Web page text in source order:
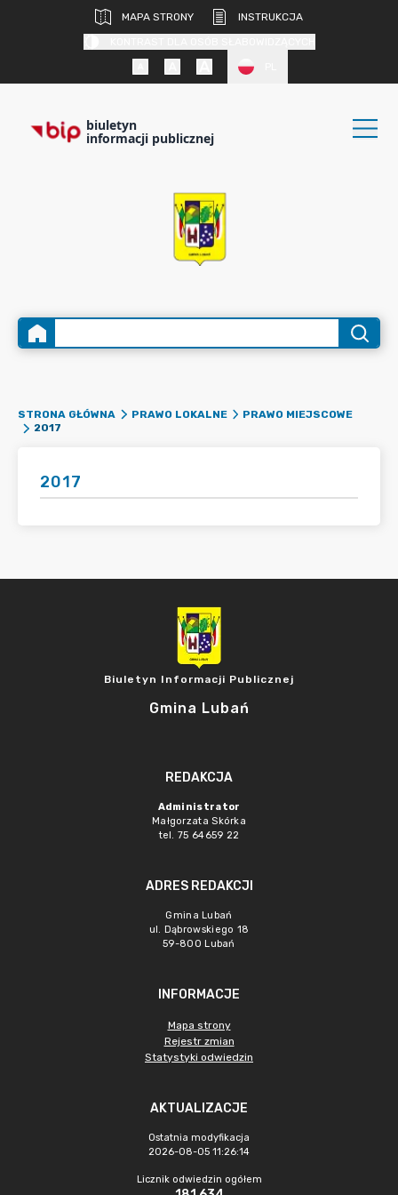
MAPA STRONY
INSTRUKCJA
biuletyn
informacji publicznej
STRONA GŁÓWNA PRAWO LOKALNE
PRAWO MIEJSCOWE
2017
2017
Biuletyn Informacji Publicznej
Gmina Lubań
REDAKCJA
Administrator
Małgorzata Skórka
tel. 75 64659 22
ADRES REDAKCJI
Gmina Lubań
ul. Dąbrowskiego 18
59-800 Lubań
INFORMACJE
Mapa strony
Rejestr zmian
Statystyki odwiedzin
AKTUALIZACJE
Ostatnia modyfikacja
2026-08-05 11:26:14
Licznik odwiedzin ogółem